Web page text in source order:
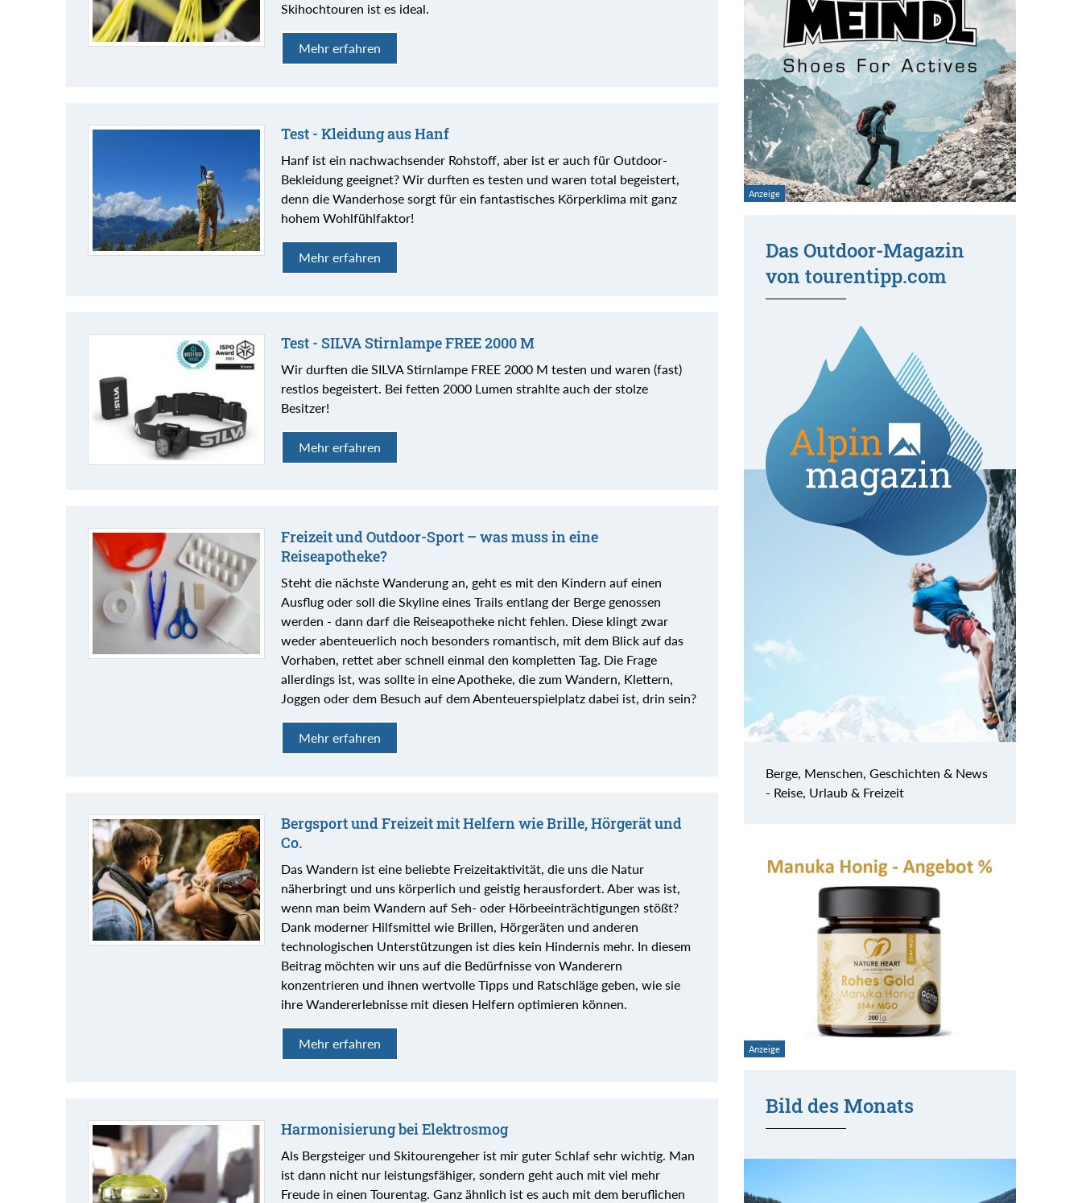
Skihochtouren ist es ideal.
Mehr erfahren
Test - Kleidung aus Hanf
Hanf ist ein nachwachsender Rohstoff, aber ist er auch für Outdoor-
Bekleidung geeignet? Wir durften es testen und waren total begeistert,
denn die Wanderhose sorgt für ein fantastisches Körperklima mit ganz
hohem Wohlfühlfaktor!
Mehr erfahren
Test - SILVA Stirnlampe FREE 2000 M
Wir durften die SILVA Stirnlampe FREE 2000 M testen und waren (fast)
restlos begeistert. Bei fetten 2000 Lumen strahlte auch der stolze
Besitzer!
Mehr erfahren
Freizeit und Outdoor-Sport – was muss in eine
Reiseapotheke?
Steht die nächste Wanderung an, geht es mit den Kindern auf einen
Ausflug oder soll die Skyline eines Trails entlang der Berge genossen
werden - dann darf die Reiseapotheke nicht fehlen. Diese klingt zwar
weder abenteuerlich noch besonders romantisch, mit dem Blick auf das
Vorhaben, rettet aber schnell einmal den kompletten Tag. Die Frage
allerdings ist, was sollte in eine Apotheke, die zum Wandern, Klettern,
Joggen oder dem Besuch auf dem Abenteuerspielplatz dabei ist, drin sein?
Mehr erfahren
Bergsport und Freizeit mit Helfern wie Brille, Hörgerät und
Co.
Das Wandern ist eine beliebte Freizeitaktivität, die uns die Natur
näherbringt und uns körperlich und geistig herausfordert. Aber was ist,
wenn man beim Wandern auf Seh- oder Hörbeeinträchtigungen stößt?
Dank moderner Hilfsmittel wie Brillen, Hörgeräten und anderen
technologischen Unterstützungen ist dies kein Hindernis mehr. In diesem
Beitrag möchten wir uns auf die Bedürfnisse von Wanderern
konzentrieren und ihnen wertvolle Tipps und Ratschläge geben, wie sie
ihre Wandererlebnisse mit diesen Helfern optimieren können.
Mehr erfahren
Harmonisierung bei Elektrosmog
Als Bergsteiger und Skitourengeher ist mir guter Schlaf sehr wichtig. Man
ist dann nicht nur leistungsfähiger, sondern geht auch mit viel mehr
Freude in einen Tourentag. Ganz ähnlich ist es auch mit dem beruflichen
Das Outdoor-Magazin
von tourentipp.com
Berge, Menschen, Geschichten & News
- Reise, Urlaub & Freizeit
Bild des Monats